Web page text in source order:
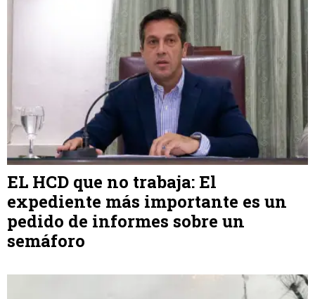
EL HCD que no trabaja: El
expediente más importante es un
pedido de informes sobre un
semáforo